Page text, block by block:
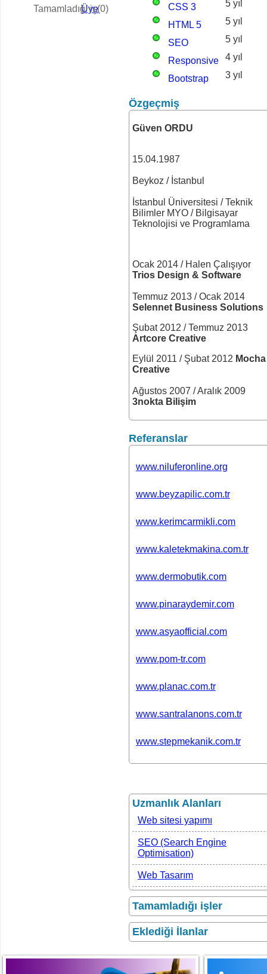
Üye
Tamamladığı iş(0) CSS 3 5 yıl
HTML 5 5 yıl
SEO 5 yıl
Responsive
Design
4 yıl
Bootstrap 3 yıl
Özgeçmiş
Güven ORDU
15.04.1987
Beykoz / İstanbul
İstanbul Üniversitesi / Teknik
Bilimler MYO / Bilgisayar
Teknolojisi ve Programlama
Ocak 2014 / Halen Çalışıyor
Trios Design & Software
Temmuz 2013 / Ocak 2014
Selennet Business Solutions
Şubat 2012 / Temmuz 2013
Artcore Creative
Eylül 2011 / Şubat 2012 Mocha
Creative
Ağustos 2007 / Aralık 2009
3nokta Bilişim
Referanslar
www.niluferonline.org
www.beyzapilic.com.tr
www.kerimcarmikli.com
www.kaletekmakina.com.tr
www.dermobutik.com
www.pinaraydemir.com
www.asyaofficial.com
www.pom-tr.com
www.planac.com.tr
www.santralanons.com.tr
www.stepmekanik.com.tr
Uzmanlık Alanları
Web sitesi yapımı
SEO (Search Engine
Optimisation)
Web Tasarım
Tamamladığı işler
Eklediği İlanlar